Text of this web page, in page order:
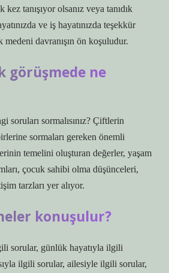
tanışıyor olsanız veya tanıdık
ve iş hayatınızda teşekkür
davranışın ön koşuludur.
görüşmede ne
soruları sormalısınız? Çiftlerin
sormaları gereken önemli
temelini oluşturan değerler, yaşam
çocuk sahibi olma düşünceleri,
tarzları yer alıyor.
konuşulur?
sorular, günlük hayatıyla ilgili
ilgili sorular, ailesiyle ilgili sorular,